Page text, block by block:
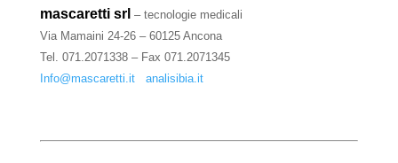
mascaretti srl – tecnologie medicali
Via Mamaini 24-26 – 60125 Ancona
Tel. 071.2071338 – Fax 071.2071345
Info@mascaretti.it
analisibia.it